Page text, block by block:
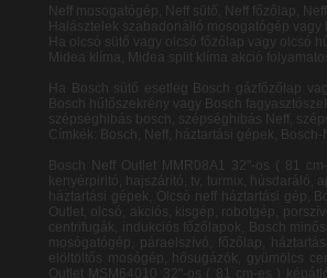
Neff mosogatógép, Neff sütő, Neff főzőlap,
Halásztelek szabadonálló mosogatógép
Ha olcsó sütő vagy olcsó főzőlap vagy olcsó
Midea klíma, Midea split klíma akció
Ha Bosch sütő esetleg Bosch gázfőzőlap
Bosch hűtőszekrény vagy Bosch
szépséghibás bosch, szépséghibás Neff,
Címkék: Bosch, Neff, háztartási gépek,
Bosch Neff Outlet MMR08A1 32"-os ( 81 cm-es ) képátló Mosógép, hűtő, mosógatógép, páraelszívó, főzőlap, háztartásigép, Outlet, olcsó, akciós, kisgép, robotgép, porszívó, kenyérpiritó, hajszárító, tv, turmix, húsdaráló, aprító, kávéfőző, gázfőzőlap, elöltöltős mosógép, hősugázók, gyümölcs centrifugák, indukciós főzőlapok, Bosch minőség, olcsó Bosch háztartási gépek, Olcsó neff háztartási gép, Bosch neff Outlet PHD2511 32"-os ( 81 cm-es ) képátló Mosógép, hűtő, mosógatógép, páraelszívó, főzőlap, Neff sütő, háztartásigép, Outlet, olcsó, akciós, kisgép, robotgép, porszívó, Midea klíma, kenyérpiritó, hajszárító, tv, turmix, húsdaráló, aprító, kávéfőző, gázfőzőlap, elöltöltős mosógép, hősugázók, gyümölcs centrifugák, indukciós főzőlapok, Bosch minőség, olcsó Bosch háztartási gépek, Olcsó neff háztartási gép, Bosch neff Outlet TDA2630 32"-os ( 81 cm-es ) képátló Mosógép, hűtő, mosógatógép, páraelszívó, főzőlap, háztartásigép, Outlet, olcsó, akciós, kisgép, robotgép, porszívó, kenyérpiritó, hajszárító, tv, turmix, húsdaráló, aprító, kávéfőző, gázfőzőlap, elöltöltős mosógép, hősugázók, gyümölcs centrifugák, Midea klíma, indukciós főzőlapok, Bosch minőség, olcsó Bosch háztartási gépek, Olcsó neff háztartási gép, Bosch Neff Outlet MSM64010 32"-os ( 81 cm-es ) képátló Mosógép, hűtő, mosógatógép, páraelszívó, főzőlap, háztartásigép, Outlet, olcsó, akciós, kisgép, robotgép, porszívó, kenyérpiritó, hajszárító, tv, turmix, húsdaráló, aprító, kávéfőző, gázfőzőlap, elöltöltős mosógép, hősugázók, Midea klíma, gyümölcs centrifugák, indukciós főzőlapok, Bosch minőség, Neff sütő,olcsó Bosch háztartási gépek, Olcsó Neff háztartási gép, Bosch Neff Outlet BSD3030 32"-os ( 81 cm-es ) képátló Mosógép, hűtő, mosógatógép, páraelszívó, főzőlap, háztartásigép, Outlet, olcsó, akciós, kisgép, robotgép, porszívó, kenyérpiritó, hajszárító, tv, turmix, húsdaráló, aprító, kávéfőző, gázfőzőlap, elöltöltős mosógép, hősugázók, gyümölcs centrifugák, indukciós főzőlapok, Bosch minőség, Midea klíma, olcsó Bosch háztartási gépek, Olcsó Neff háztartási gép, Bosch Neff Outlet BGL32510 32"-os ( 81 cm-es ) képátló Mosógép, Neff sütő, hűtő, mosógatógép, páraelszívó, főzőlap, háztartásigép, Outlet, olcsó, akciós, kisgép, robotgép, porszívó, kenyérpiritó, hajszárító, tv, turmix, húsdaráló, aprító, kávéfőző, gázfőzőlap, elöltöltős mosógép, hősugázók, gyümölcs centrifugák, indukciós főzőlapok, Bosch minőség, olcsó Bosch háztartási gépek, Olcsó Neff háztartási gép, Bosch neff Outlet TAT3A011 32"-os (